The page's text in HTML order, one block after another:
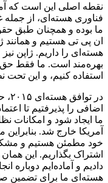
نقطه اصلی این است که
فناوری هسته‌ای، از
ما بوده و همچنان طبق
ان پی تی هستیم و همانند
هسته‌ای را داریم. ژاپن
بهره‌مند است. ما فقط حق
استفاده کنیم، و این
در
اضافی را پذیرفتیم تا
ما ایجاد شود و امکانات
آمریکا خارج شد.
خود مطمئن هستیم و مشکلی
اشتراک بگذاریم. این
دادیم و آماده‌ایم دوباره
هسته‌ای ما برای تضمین